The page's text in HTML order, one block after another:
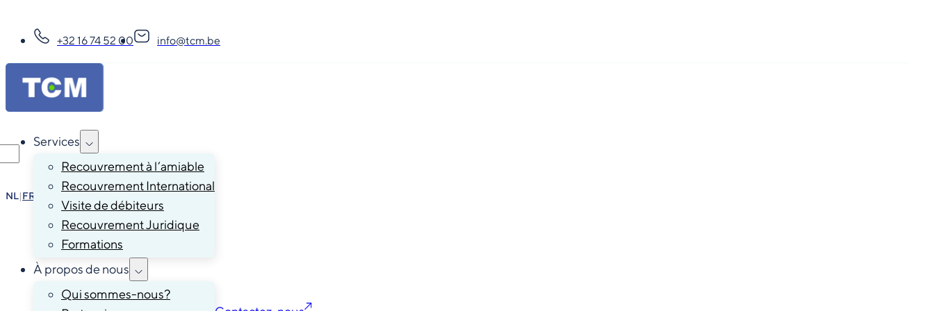
+32 16 74 52 00 info@tcm.be
NL|FR
Services
Recouvrement à l’amiable
Recouvrement International
Visite de débiteurs
Recouvrement Juridique
Formations
À propos de nous
Qui sommes-nous?